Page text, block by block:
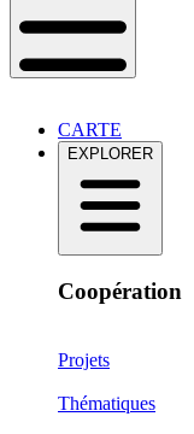
CARTE
EXPLORER
Coopération
Projets
Thématiques